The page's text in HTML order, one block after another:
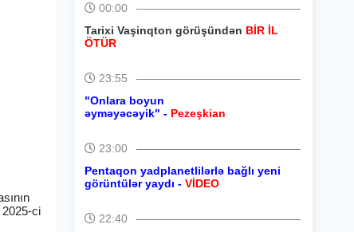
2025-ci
00:00
Tarixi Vaşinqton görüşündən BİR İL
ÖTÜR
23:55
"Onlara boyun
əyməyəcəyik" - Pezeşkian
23:00
Pentaqon yadplanetlilərlə bağlı yeni
görüntülər yaydı - VİDEO
22:40